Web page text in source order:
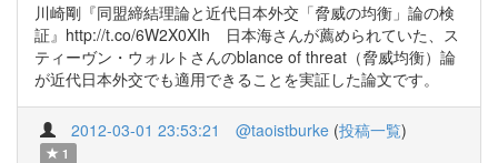
川崎剛『同盟締結理論と近代日本外交「脅威の均衡」論の検
証』http://t.co/6W2X0XIh 日本海さんが薦められていた、ス
ティーヴン・ウォルトさんのblance of threat（脅威均衡）論
が近代日本外交でも適用できることを実証した論文です。
2012-03-01 23:53:21 @taoistburke (投稿一覧)
1